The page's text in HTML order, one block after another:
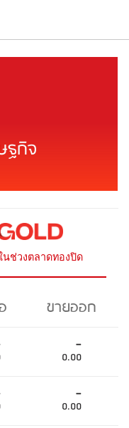
ฐกิจ
นช่วงตลาดทองปิด
ขายออก
-
0.00
-
0.00